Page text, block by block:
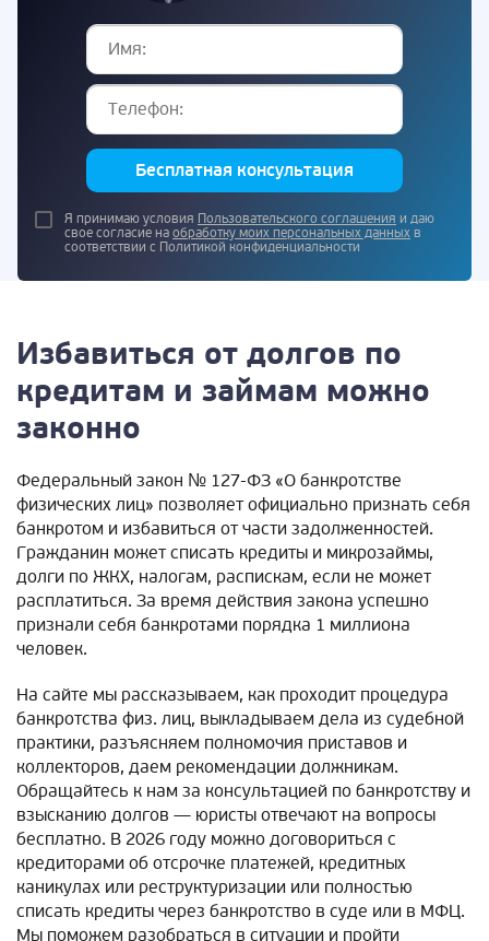
Бесплатная консультация
Я принимаю условия Пользовательского соглашения и даю
свое согласие на обработку моих персональных данных в
соответствии с Политикой конфиденциальности
Избавиться от долгов по
кредитам и займам можно
законно
Федеральный закон № 127-ФЗ «О банкротстве
физических лиц» позволяет официально признать себя
банкротом и избавиться от части задолженностей.
Гражданин может списать кредиты и микрозаймы,
долги по ЖКХ, налогам, распискам, если не может
расплатиться. За время действия закона успешно
признали себя банкротами порядка 1 миллиона
человек.
На сайте мы рассказываем, как проходит процедура
банкротства физ. лиц, выкладываем дела из судебной
практики, разъясняем полномочия приставов и
коллекторов, даем рекомендации должникам.
Обращайтесь к нам за консультацией по банкротству и
взысканию долгов — юристы отвечают на вопросы
бесплатно. В 2026 году можно договориться с
кредиторами об отсрочке платежей, кредитных
каникулах или реструктуризации или полностью
списать кредиты через банкротство в суде или в МФЦ.
Мы поможем разобраться в ситуации и пройти